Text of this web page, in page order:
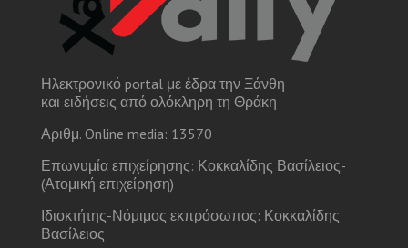
Ηλεκτρονικό portal με έδρα την Ξάνθη
και ειδήσεις από ολόκληρη τη Θράκη
Αριθμ. Online media: 13570
Επωνυμία επιχείρησης: Κοκκαλίδης Βασίλειος-
(Ατομική επιχείρηση)
Ιδιοκτήτης-Νόμιμος εκπρόσωπος: Κοκκαλίδης
Βασίλειος